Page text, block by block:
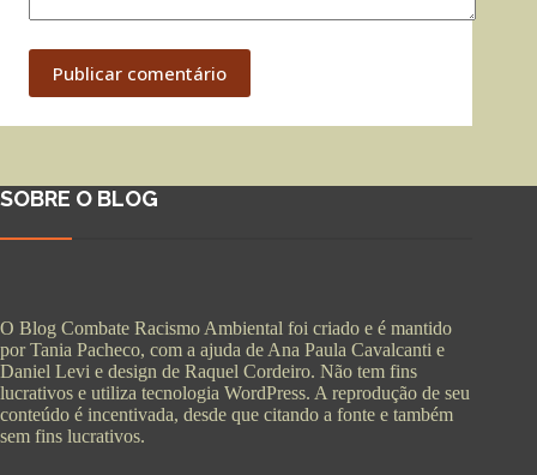
Publicar comentário
SOBRE O BLOG
O Blog Combate Racismo Ambiental foi criado e é mantido
por Tania Pacheco, com a ajuda de Ana Paula Cavalcanti e
Daniel Levi e design de Raquel Cordeiro. Não tem fins
lucrativos e utiliza tecnologia WordPress. A reprodução de seu
conteúdo é incentivada, desde que citando a fonte e também
sem fins lucrativos.